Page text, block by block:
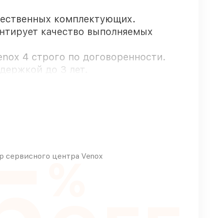
комплектующих.
качество выполняемых
4 строго по договоренности.
до 3 лет.
для срочного заказа
бюджета
сервисного центра Venox